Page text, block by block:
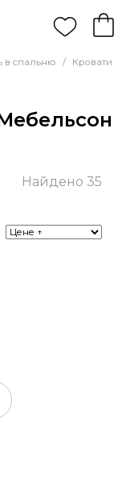
в спальню / Кровати
Найдено 35